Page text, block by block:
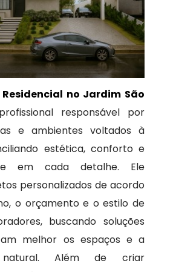
no Jardim São
responsável por
e ambientes voltados à
estética, conforto e
em cada detalhe. Ele
personalizados de acordo
o orçamento e o estilo de
buscando soluções
melhor os espaços e a
natural. Além de criar